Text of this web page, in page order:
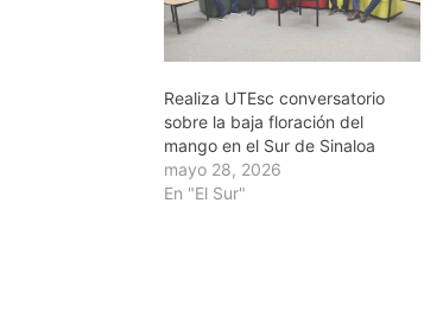
Realiza UTEsc conversatorio
sobre la baja floración del
mango en el Sur de Sinaloa
mayo 28, 2026
En "El Sur"